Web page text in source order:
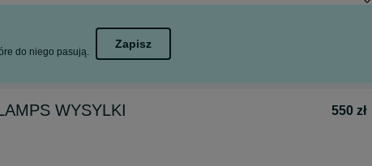
do niego pasują.
Zapisz
WYSYLKI 550 zł